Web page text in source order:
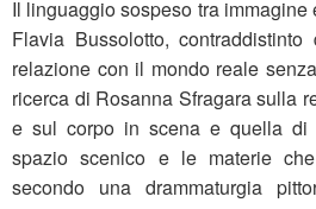
Il linguaggio sospeso tra immagine
Flavia Bussolotto,
relazione con il mondo reale
ricerca di Rosanna Sfragara sulla
e sul corpo in scena e quella di
spazio scenico e le materie
secondo una drammaturgia